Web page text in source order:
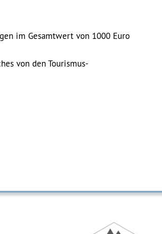
im Gesamtwert von 1000 Euro
von den Tourismus-